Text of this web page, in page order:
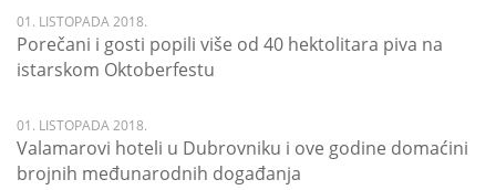
01. LISTOPADA 2018.
Porečani i gosti popili više od 40 hektolitara piva na
istarskom Oktoberfestu
01. LISTOPADA 2018.
Valamarovi hoteli u Dubrovniku i ove godine domaćini
brojnih međunarodnih događanja